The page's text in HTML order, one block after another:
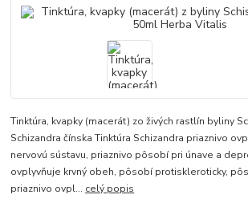
Tinktúra, kvapky (macerát) zo živých rastlín byliny
Schizandra čínska Tinktúra Schizandra priaznivo
nervovú sústavu, priaznivo pôsobí pri únave a
ovplyvňuje krvný obeh, pôsobí protiskleroticky,
priaznivo ovpl... celý popis